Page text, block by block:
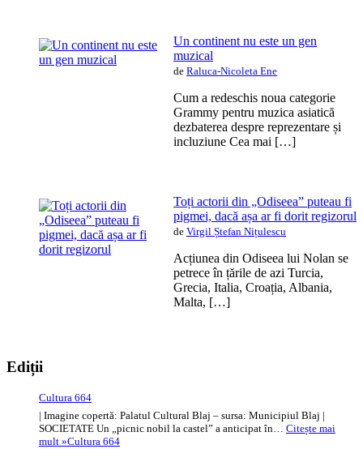
Un continent nu este un gen
muzical
de Raluca-Nicoleta Ene
Cum a redeschis noua categorie
Grammy pentru muzica asiatică
dezbaterea despre reprezentare și
incluziune Cea mai […]
Toți actorii din „Odiseea” puteau fi
pigmei, dacă așa ar fi dorit regizorul
de Virgil Ștefan Nițulescu
Acțiunea din Odiseea lui Nolan se
petrece în țările de azi Turcia,
Grecia, Italia, Croația, Albania,
Malta, […]
Ediții
Cultura 664
| Imagine copertă: Palatul Cultural Blaj – sursa: Municipiul Blaj |
SOCIETATE Un „picnic nobil la castel” a anticipat în… Citește mai
mult »Cultura 664